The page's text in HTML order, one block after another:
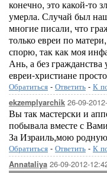
конечно, это какой-то
умерла. Случай был
многие писали, что
только евреи по
спорю, так как моя
Ань, а без
евреи-христиане
Обратиться - Ответить - К
ekzemplyarchik 26-09-
Вы так мастерски и
побывала вместе с
За Израиль,мою
Обратиться - Ответить - К
Annataliya 26-09-2012-